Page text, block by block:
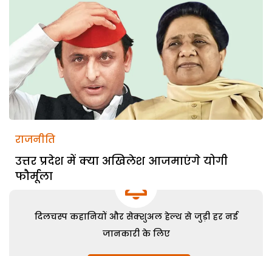
राजनीति
उत्तर प्रदेश में क्या अखिलेश आजमाएंगे योगी
फौर्मूला
दिलचस्प कहानियों और सेक्शुअल हेल्थ से जुड़ी हर नई
जानकारी के लिए